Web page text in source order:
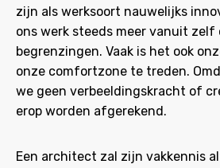
zijn als werksoort nauwelijks
ons werk steeds meer vanuit zelf
begrenzingen. Vaak is het ook
onze comfortzone te treden.
we geen verbeeldingskracht of
erop worden afgerekend.
Een architect zal zijn vakkennis